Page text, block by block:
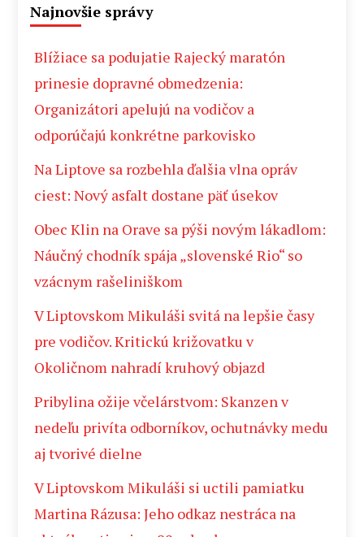
Najnovšie správy
Blížiace sa podujatie Rajecký maratón
prinesie dopravné obmedzenia:
Organizátori apelujú na vodičov a
odporúčajú konkrétne parkovisko
Na Liptove sa rozbehla ďalšia vlna opráv
ciest: Nový asfalt dostane päť úsekov
Obec Klin na Orave sa pýši novým lákadlom:
Náučný chodník spája „slovenské Rio“ so
vzácnym rašeliniškom
V Liptovskom Mikuláši svitá na lepšie časy
pre vodičov. Kritickú križovatku v
Okoličnom nahradí kruhový objazd
Pribylina ožije včelárstvom: Skanzen v
nedeľu privíta odborníkov, ochutnávky medu
aj tvorivé dielne
V Liptovskom Mikuláši si uctili pamiatku
Martina Rázusa: Jeho odkaz nestráca na